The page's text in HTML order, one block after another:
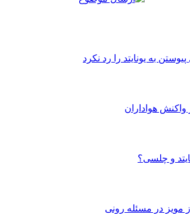
به یونایتد را رد نکرد
واکنش هواداران
و چلسی؟
مویز در مسئله رونی